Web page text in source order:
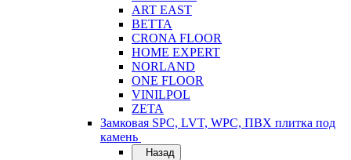
ART EAST
BETTA
CRONA FLOOR
HOME EXPERT
NORLAND
ONE FLOOR
VINILPOL
ZETA
Замковая SPC, LVT, WPC, ПВХ плитка под
камень
Назад